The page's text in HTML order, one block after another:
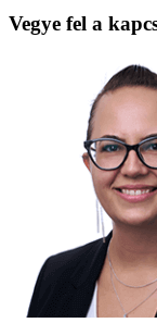
Vegye fel a